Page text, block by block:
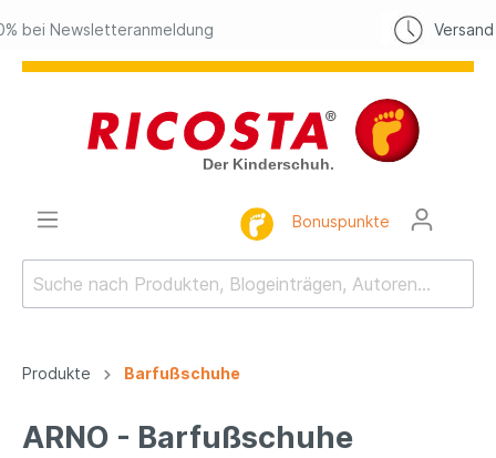
Versand heute, bei Bestellung
Bonuspunkte
Produkte Barfußschuhe
ARNO - Barfußschuhe